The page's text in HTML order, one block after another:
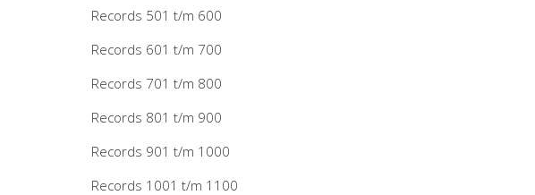
Records 501 t/m 600
Records 601 t/m 700
Records 701 t/m 800
Records 801 t/m 900
Records 901 t/m 1000
Records 1001 t/m 1100